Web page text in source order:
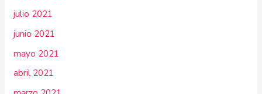
julio 2021
junio 2021
mayo 2021
abril 2021